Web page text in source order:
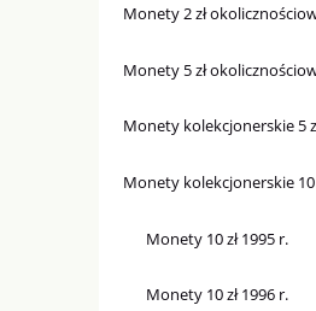
Monety 2 zł
Monety 5 zł
Monety kolekcjonerskie 5
Monety kolekcjonerskie 10
Monety 10 zł 1995 r.
Monety 10 zł 1996 r.